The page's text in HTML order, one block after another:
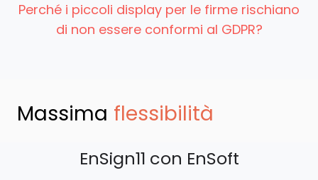
Perché i piccoli display per le firme rischiano
di non essere conformi al GDPR?
Massima flessibilità
EnSign11 con EnSoft